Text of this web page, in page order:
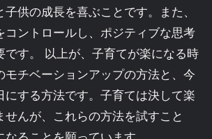
供の成長を喜ぶことです。また、
コントロールし、ポジティブな思考
です。 以上が、子育てが楽になる時
モチベーションアップの方法と、今
にする方法です。子育ては決して楽
せんが、これらの方法を試すこと